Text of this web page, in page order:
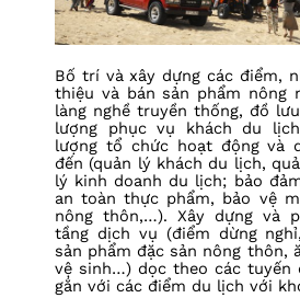
Bố trí và xây dựng các điểm,
thiệu và bán sản phẩm nông
làng nghề truyền thống, đồ
lượng phục vụ khách du
lượng tổ chức hoạt động và
đến (quản lý khách du lịch,
lý kinh doanh du lịch; bảo
an toàn thực phẩm, bảo vệ
nông thôn,…). Xây dựng và
tầng dịch vụ (điểm dừng
sản phẩm đặc sản nông thôn,
vệ sinh…) dọc theo các tuyến
gắn với các điểm du lịch với